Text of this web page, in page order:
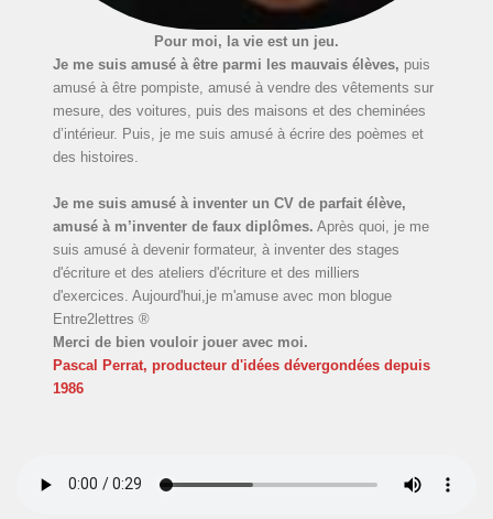
Pour moi, la vie est un jeu.
Je me suis amusé à être parmi les mauvais élèves, puis
amusé à être pompiste, amusé à vendre des vêtements sur
mesure, des voitures, puis des maisons et des cheminées
d’intérieur. Puis, je me suis amusé à écrire des poèmes et
des histoires.
Je me suis amusé à inventer un CV de parfait élève,
amusé à m’inventer de faux diplômes. Après quoi, je me
suis amusé à devenir formateur, à inventer des stages
d'écriture et des ateliers d'écriture et des milliers
d'exercices. Aujourd'hui,je m'amuse avec mon blogue
Entre2lettres ®
Merci de bien vouloir jouer avec moi.
Pascal Perrat, producteur d'idées dévergondées depuis
1986